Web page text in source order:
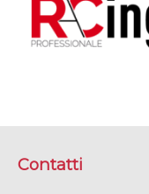
Contatti